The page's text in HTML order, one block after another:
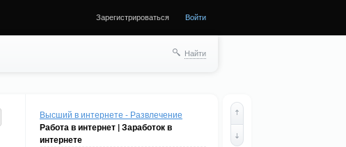
Зарегистрироваться Войти
Найти
Высший в интернете - Развлечение
Работа в интернет | Заработок в
интернете